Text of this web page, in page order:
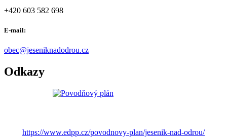
+420 603 582 698
E-mail:
obec@jeseniknadodrou.cz
Odkazy
https://www.edpp.cz/povodnovy-plan/jesenik-nad-odrou/